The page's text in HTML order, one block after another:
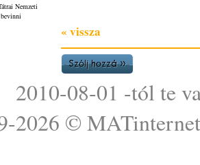
Nemzeti
« vissza
2010-08-01 -tól te
2026 © MATinternet